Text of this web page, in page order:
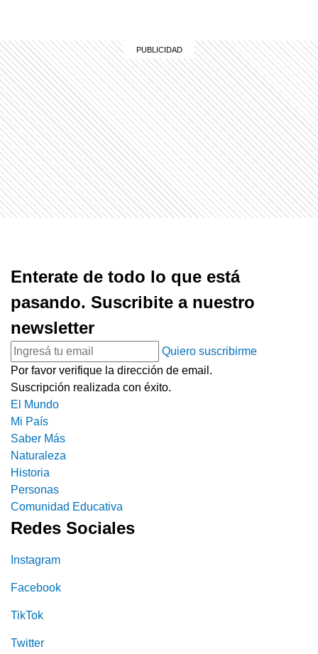
Enterate de todo lo que está
pasando. Suscribite a nuestro
newsletter
Quiero suscribirme
Por favor verifique la dirección de email.
Suscripción realizada con éxito.
El Mundo
Mi País
Saber Más
Naturaleza
Historia
Personas
Comunidad Educativa
Redes Sociales
Instagram
Facebook
TikTok
Twitter